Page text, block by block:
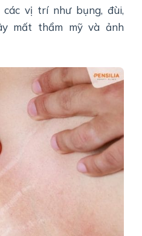
vị trí như bụng, đùi,
mất thẩm mỹ và ảnh